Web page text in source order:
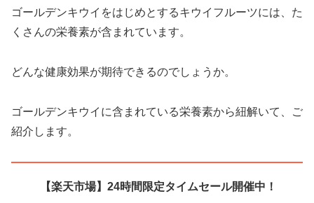
ゴールデンキウイをはじめとするキウイフルーツには、た
くさんの栄養素が含まれています。
どんな健康効果が期待できるのでしょうか。
ゴールデンキウイに含まれている栄養素から紐解いて、ご
紹介します。
【楽天市場】24時間限定タイムセール開催中！